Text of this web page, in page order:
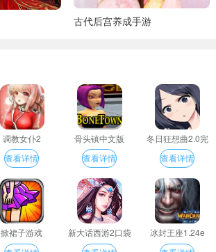
古代后宫养成手游
调教女仆2
查看详情
骨头镇中文版
查看详情
冬日狂想曲2.0完
整汉化版
查看详情
掀裙子游戏
新大话西游2口袋
版
冰封王座1.24e